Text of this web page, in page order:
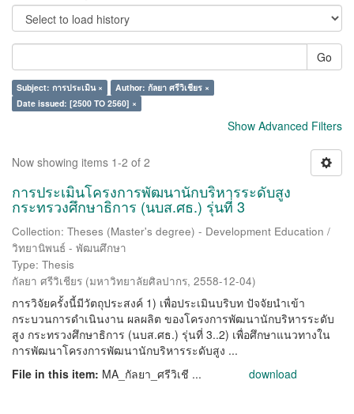
Go
Subject: การประเมิน ×
Author: กัลยา ศรีวิเชียร ×
Date issued: [2500 TO 2560] ×
Show Advanced Filters
Now showing items 1-2 of 2
การประเมินโครงการพัฒนานักบริหารระดับสูง
กระทรวงศึกษาธิการ (นบส.ศธ.) รุ่นที่ 3
Collection: Theses (Master's degree) - Development Education /
วิทยานิพนธ์ - พัฒนศึกษา
Type: Thesis
กัลยา ศรีวิเชียร (มหาวิทยาลัยศิลปากร, 2558-12-04)
การวิจัยครั้งนี้มีวัตถุประสงค์ 1) เพื่อประเมินบริบท ปัจจัยนำเข้า
กระบวนการดำเนินงาน ผลผลิต ของโครงการพัฒนานักบริหารระดับ
สูง กระทรวงศึกษาธิการ (นบส.ศธ.) รุ่นที่ 3..2) เพื่อศึกษาแนวทางใน
การพัฒนาโครงการพัฒนานักบริหารระดับสูง ...
File in this item: MA_กัลยา_ศรีวิเชี ... download